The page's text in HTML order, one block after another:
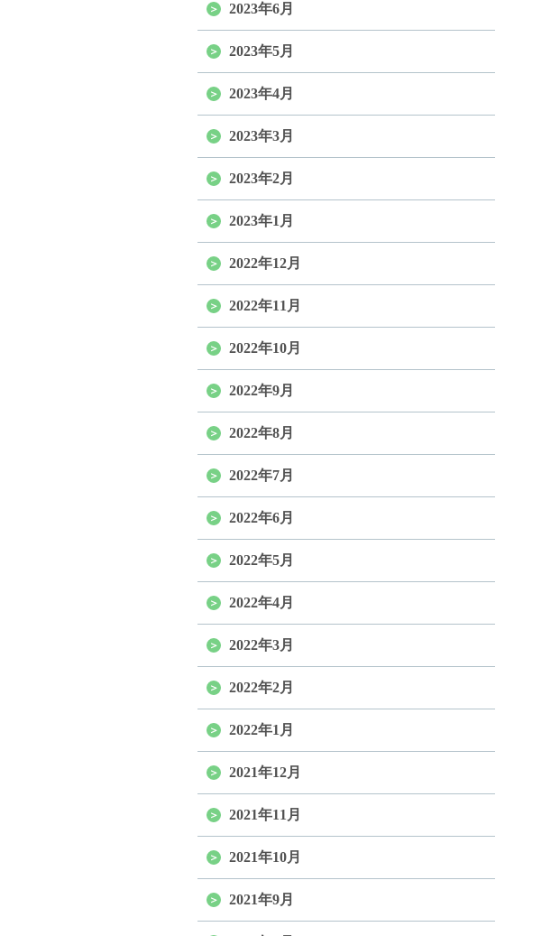
2023年6月
2023年5月
2023年4月
2023年3月
2023年2月
2023年1月
2022年12月
2022年11月
2022年10月
2022年9月
2022年8月
2022年7月
2022年6月
2022年5月
2022年4月
2022年3月
2022年2月
2022年1月
2021年12月
2021年11月
2021年10月
2021年9月